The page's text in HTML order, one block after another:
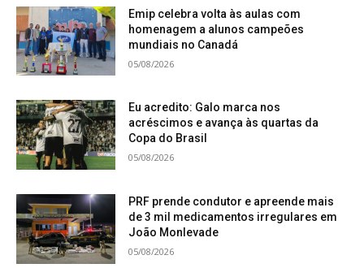
Emip celebra volta às aulas com
homenagem a alunos campeões
mundiais no Canadá
05/08/2026
Eu acredito: Galo marca nos
acréscimos e avança às quartas da
Copa do Brasil
05/08/2026
PRF prende condutor e apreende mais
de 3 mil medicamentos irregulares em
João Monlevade
05/08/2026